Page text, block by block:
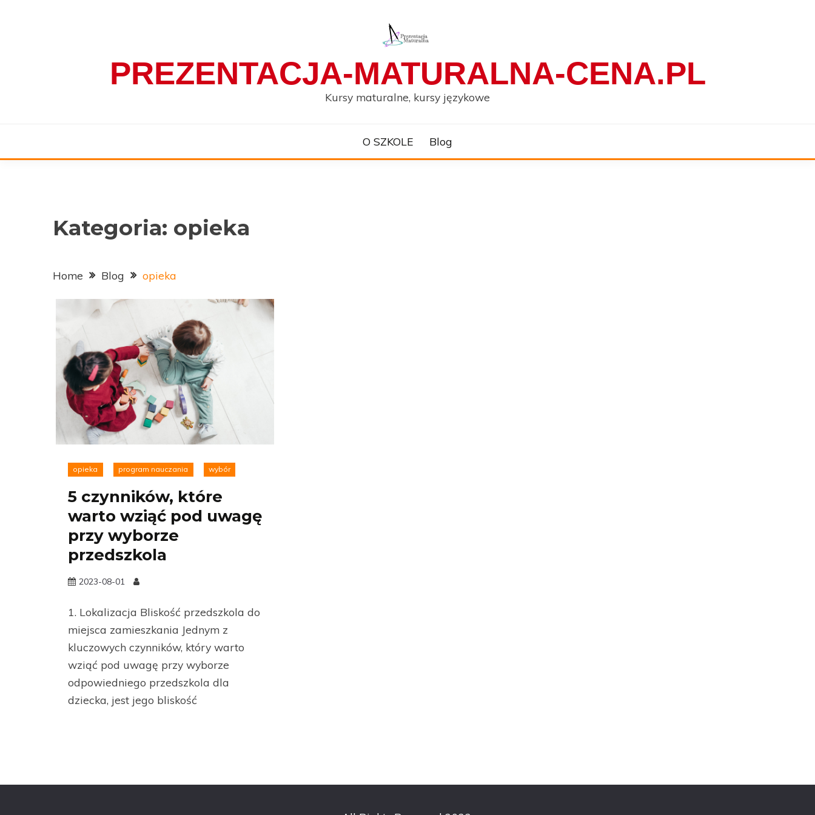
PREZENTACJA-MATURALNA-CENA.PL
Kursy maturalne, kursy językowe
O SZKOLE Blog
Kategoria: opieka
Home Blog opieka
opieka program nauczania wybór
5 czynników, które
warto wziąć pod uwagę
przy wyborze
przedszkola
2023-08-01
1. Lokalizacja Bliskość przedszkola do
miejsca zamieszkania Jednym z
kluczowych czynników, który warto
wziąć pod uwagę przy wyborze
odpowiedniego przedszkola dla
dziecka, jest jego bliskość